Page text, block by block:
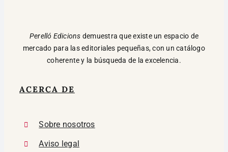
Perelló Edicions demuestra que existe un espacio de
mercado para las editoriales pequeñas, con un catálogo
coherente y la búsqueda de la excelencia.
ACERCA DE
Sobre nosotros
Aviso legal